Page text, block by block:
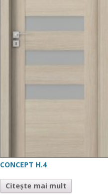
CONCEPT H.4
Citește mai mult